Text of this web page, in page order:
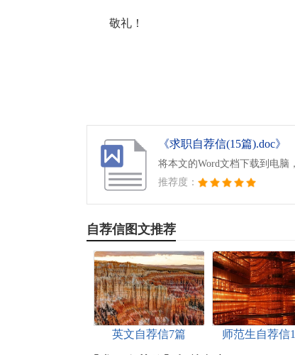
敬礼！
《求职自荐信(15篇).doc》
将本文的Word文档下载到电脑
推荐度：
自荐信图文推荐
英文自荐信7篇 师范生自荐信